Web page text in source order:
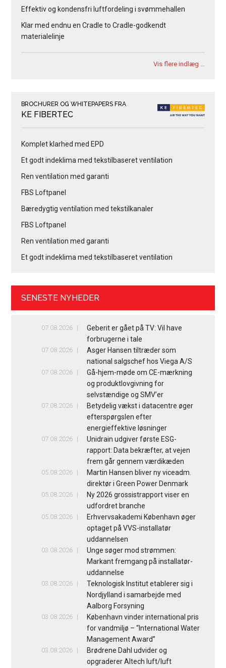
Effektiv og kondensfri luftfordeling i svømmehallen
Klar med endnu en Cradle to Cradle-godkendt
materialelinje
Vis flere indlæg …
BROCHURER OG WHITEPAPERS FRA
KE FIBERTEC
Komplet klarhed med EPD
Et godt indeklima med tekstilbaseret ventilation
Ren ventilation med garanti
FBS Loftpanel
Bæredygtig ventilation med tekstilkanaler
FBS Loftpanel
Ren ventilation med garanti
Et godt indeklima med tekstilbaseret ventilation
SENESTE NYHEDER
07.08.2026
Geberit er gået på TV: Vil have
forbrugerne i tale
07.08.2026
Asger Hansen tiltræder som
national salgschef hos Viega A/S
07.08.2026
Gå-hjem-møde om CE-mærkning
og produktlovgivning for
selvstændige og SMV’er
07.08.2026
Betydelig vækst i datacentre øger
efterspørgslen efter
energieffektive løsninger
07.08.2026
Unidrain udgiver første ESG-
rapport: Data bekræfter, at vejen
frem går gennem værdikæden
05.08.2026
Martin Hansen bliver ny viceadm.
direktør i Green Power Denmark
05.08.2026
Ny 2026 grossistrapport viser en
udfordret branche
05.08.2026
Erhvervsakademi København øger
optaget på VVS-installatør
uddannelsen
03.08.2026
Unge søger mod strømmen:
Markant fremgang på installatør-
uddannelse
03.08.2026
Teknologisk Institut etablerer sig i
Nordjylland i samarbejde med
Aalborg Forsyning
03.08.2026
København vinder international pris
for vandmiljø – “International Water
Management Award”
03.08.2026
Brødrene Dahl udvider og
opgraderer Altech luft/luft